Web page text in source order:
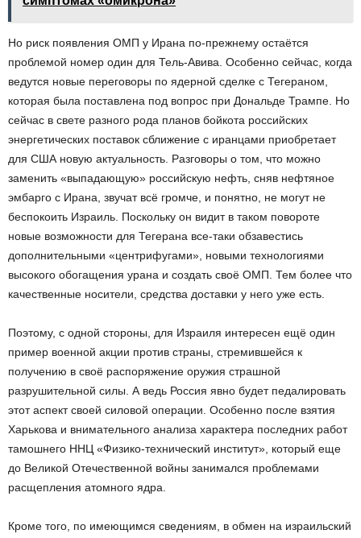
Но риск появления ОМП у Ирана по-прежнему остаётся
проблемой номер один для Тель-Авива. Особенно сейчас, когда
ведутся новые переговоры по ядерной сделке с Тегераном,
которая была поставлена под вопрос при Дональде Трампе. Но
сейчас в свете разного рода планов бойкота российских
энергетических поставок сближение с иранцами приобретает
для США новую актуальность. Разговоры о том, что можно
заменить «выпадающую» российскую нефть, сняв нефтяное
эмбарго с Ирана, звучат всё громче, и понятно, не могут не
беспокоить Израиль. Поскольку он видит в таком повороте
новые возможности для Тегерана все-таки обзавестись
дополнительными «центрифугами», новыми технологиями
высокого обогащения урана и создать своё ОМП. Тем более что
качественные носители, средства доставки у него уже есть.
Поэтому, с одной стороны, для Израиля интересен ещё один
пример военной акции против страны, стремившейся к
получению в своё распоряжение оружия страшной
разрушительной силы. А ведь Россия явно будет педалировать
этот аспект своей силовой операции. Особенно после взятия
Харькова и внимательного анализа характера последних работ
тамошнего ННЦ «Физико-технический институт», который еще
до Великой Отечественной войны занимался проблемами
расщепления атомного ядра.
Кроме того, по имеющимся сведениям, в обмен на израильский